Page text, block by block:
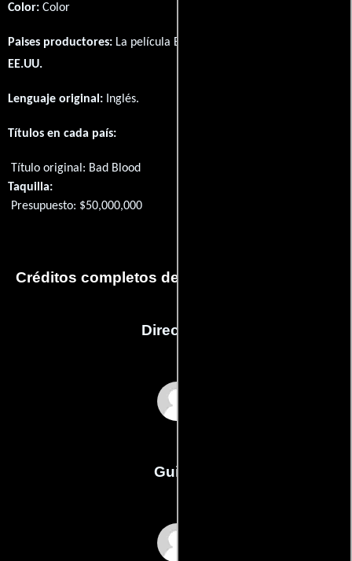
Color: Color
Paises productores: La película Bad Blood fué producida en
EE.UU.
Lenguaje original: Inglés.
Títulos en cada país:
Título original: Bad Blood
Taquilla:
Presupuesto: $50,000,000
Créditos completos de la película Bad Blood
Dirección
Guión